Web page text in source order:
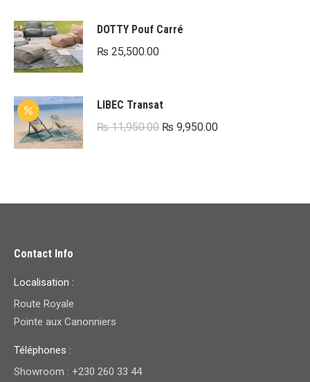
DOTTY Pouf Carré
₨ 25,500.00
LIBEC Transat
₨11,950.00 Le
₨ 11,950.00.
₨ 9,950.00Le
₨ 9,950.00.
Contact Info
Localisation :
Route Royale
Pointe aux Canonniers
Téléphones :
Showroom : +230 260 33 44